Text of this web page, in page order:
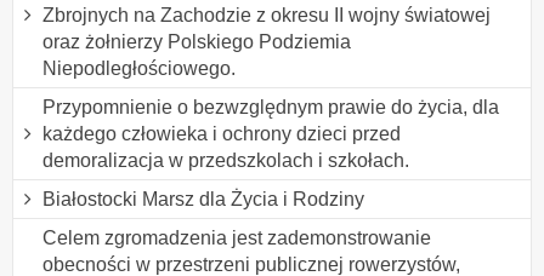
Zbrojnych na Zachodzie z okresu II wojny światowej
oraz żołnierzy Polskiego Podziemia
Niepodległościowego.
Przypomnienie o bezwzględnym prawie do życia, dla
każdego człowieka i ochrony dzieci przed
demoralizacja w przedszkolach i szkołach.
Białostocki Marsz dla Życia i Rodziny
Celem zgromadzenia jest zademonstrowanie
obecności w przestrzeni publicznej rowerzystów,